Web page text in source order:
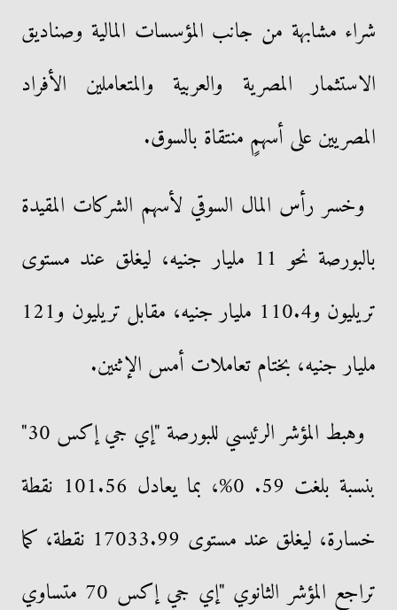
شراء مشابهة من جانب المؤسسات المالية وصناديق
الاستثمار المصرية والعربية والمتعاملين الأفراد
المصريين على أسهمٍ منتقاة بالسوق.
وخسر رأس المال السوقي لأسهم الشركات المقيدة
بالبورصة نحو 11 مليار جنيه، ليغلق عند مستوى
تريليون و110.4 مليار جنيه، مقابل تريليون و121
مليار جنيه، بختام تعاملات أمس الإثنين.
وهبط المؤشر الرئيسي للبورصة "إي جي إكس 30"
بنسبة بلغت 59. 0%، بما يعادل 101.56 نقطة
خسارة، ليغلق عند مستوى 17033.99 نقطة، كما
تراجع المؤشر الثانوي "إي جي إكس 70 متساوي